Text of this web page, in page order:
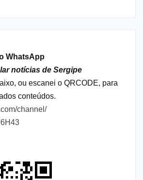
WhatsApp
notícias de Sergipe
ou escanei o QRCODE, para
conteúdos.
channel/